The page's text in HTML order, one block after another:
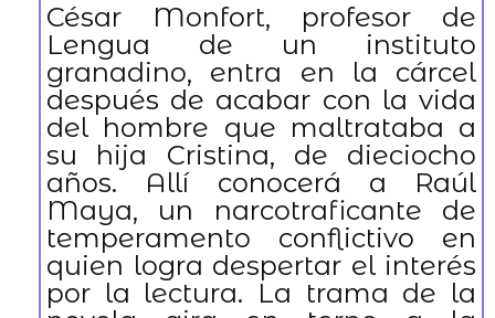
César Monfort, profesor de
Lengua de un instituto
granadino, entra en la cárcel
después de acabar con la vida
del hombre que maltrataba a
su hija Cristina, de dieciocho
años. Allí conocerá a Raúl
Maya, un narcotraficante de
temperamento conflictivo en
quien logra despertar el interés
por la lectura. La trama de la